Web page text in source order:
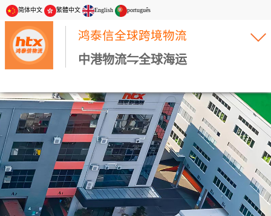
简体中文 繁體中文 English português
鸿泰信全球跨境物流
中港物流⇋全球海运